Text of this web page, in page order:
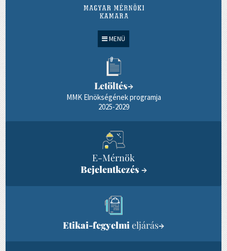
MENÜ
Letöltés→
MMK Elnökségének programja
2025-2029
E-Mérnök
Bejelentkezés →
Etikai-fegyelmi eljárás→